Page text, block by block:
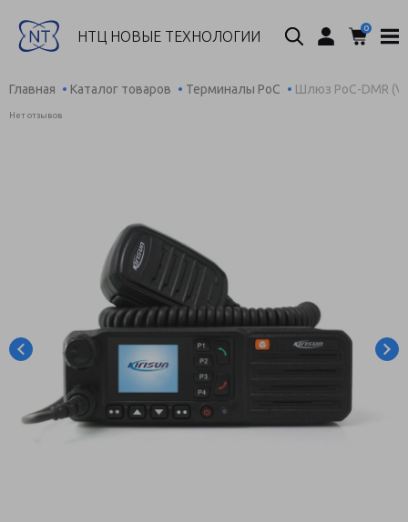
НТЦ НОВЫЕ ТЕХНОЛОГИИ
Поиск... 0
Главная Каталог товаров Терминалы PoC Шлюз PoC-DMR
Нет отзывов